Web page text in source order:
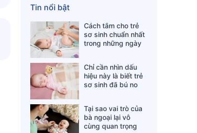
Tin nổi bật
Cách tắm cho trẻ
sơ sinh chuẩn nhất
trong những ngày
lòng
Chỉ cần nhìn dấu
hiệu này là biết trẻ
sơ sinh đã bú no
không biết
Tại sao vai trò của
bà ngoại lại vô
cùng quan trọng